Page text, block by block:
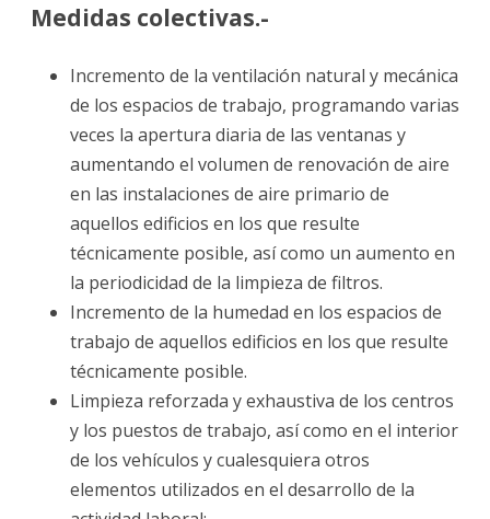
Medidas colectivas.-
Incremento de la ventilación natural y mecánica
de los espacios de trabajo, programando varias
veces la apertura diaria de las ventanas y
aumentando el volumen de renovación de aire
en las instalaciones de aire primario de
aquellos edificios en los que resulte
técnicamente posible, así como un aumento en
la periodicidad de la limpieza de filtros.
Incremento de la humedad en los espacios de
trabajo de aquellos edificios en los que resulte
técnicamente posible.
Limpieza reforzada y exhaustiva de los centros
y los puestos de trabajo, así como en el interior
de los vehículos y cualesquiera otros
elementos utilizados en el desarrollo de la